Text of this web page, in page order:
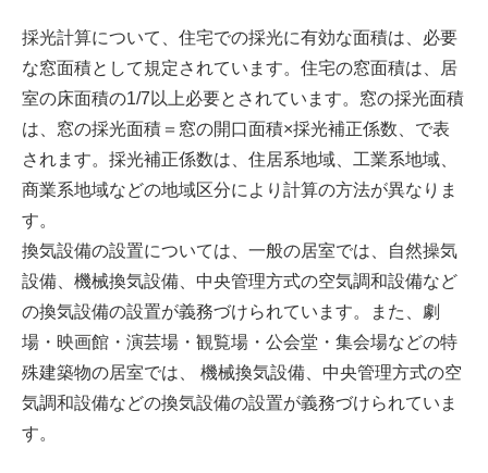
採光計算について、住宅での採光に有効な面積は、必要
な窓面積として規定されています。住宅の窓面積は、居
室の床面積の1/7以上必要とされています。窓の採光面積
は、窓の採光面積＝窓の開口面積×採光補正係数、で表
されます。採光補正係数は、住居系地域、工業系地域、
商業系地域などの地域区分により計算の方法が異なりま
す。
換気設備の設置については、一般の居室では、自然操気
設備、機械換気設備、中央管理方式の空気調和設備など
の換気設備の設置が義務づけられています。また、劇
場・映画館・演芸場・観覧場・公会堂・集会場などの特
殊建築物の居室では、 機械換気設備、中央管理方式の空
気調和設備などの換気設備の設置が義務づけられていま
す。